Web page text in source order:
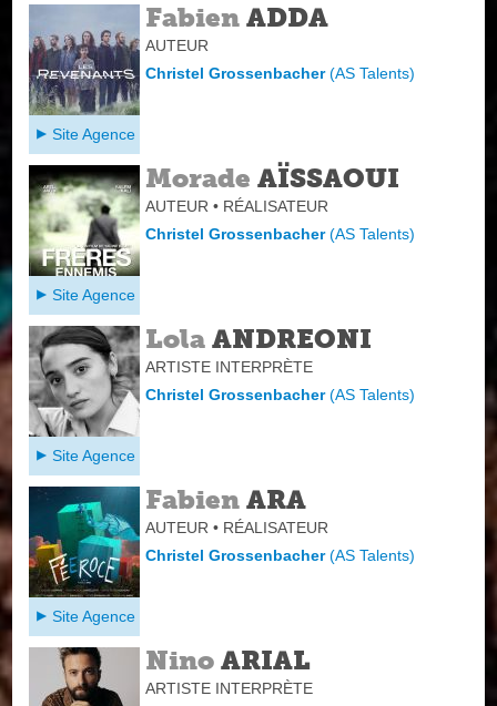
Fabien ADDA
AUTEUR
Christel Grossenbacher(AS Talents)
Site Agence
Morade AÏSSAOUI
AUTEUR • RÉALISATEUR
Christel Grossenbacher(AS Talents)
Site Agence
Lola ANDREONI
ARTISTE INTERPRÈTE
Christel Grossenbacher(AS Talents)
Site Agence
Fabien ARA
AUTEUR • RÉALISATEUR
Christel Grossenbacher(AS Talents)
Site Agence
Nino ARIAL
ARTISTE INTERPRÈTE